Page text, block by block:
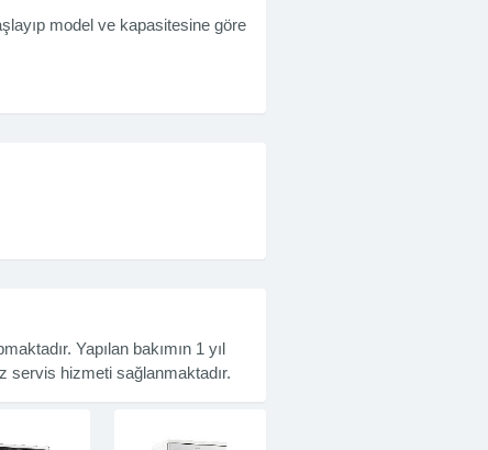
model ve kapasitesine göre
Yapılan bakımın 1 yıl
servis hizmeti sağlanmaktadır.